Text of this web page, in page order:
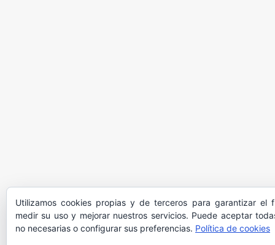
Utilizamos cookies propias y de terceros para garantizar el
medir su uso y mejorar nuestros servicios. Puede aceptar
no necesarias o configurar sus preferencias. Política de cookies